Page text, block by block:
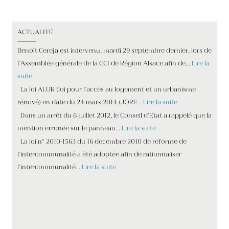
2013 avec l’Etat du Sénégal, le Gouvernement a assigné à la
générale hlm 1, villa n° 401 Dakar - Sénégal Gsm: (+221) 77
726 52 89 Les règles relatives au classement, au
déclassement, au transfert, à l'affectation, à la
désaffectation et à l'aliénation du domaine d'une collectivité
locale sont fixées par la loi. Trouvez ce que vous cherchez
Pages Jaunes Du Sénégal, MECANIQUE GENERALE
administrations, ambassades, ministres, organismes d'etat.
ACTUALITÉ
Benoît Cereja est intervenu, mardi 29 septembre dernier, lors de
l’Assemblée générale de la CCI de Région Alsace afin de… Lire la
suite
La loi ALUR (loi pour l’accès au logement et un urbanisme
rénové) en date du 24 mars 2014 (JORF… Lire la suite
Dans un arrêt du 6 juillet 2012, le Conseil d’Etat a rappelé que la
mention erronée sur le panneau… Lire la suite
La loi n° 2010-1563 du 16 décembre 2010 de réforme de
l’intercommunalité a été adoptée afin de rationnaliser
l’intercommunalité… Lire la suite